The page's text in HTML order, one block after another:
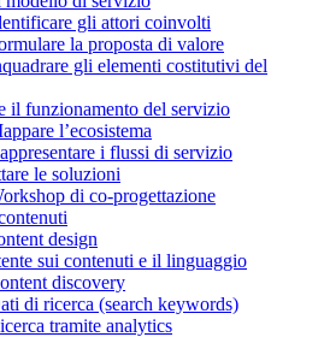
gli attori coinvolti
la proposta di valore
gli elementi costitutivi del
il funzionamento del servizio
l’ecosistema
i flussi di servizio
le soluzioni
di co-progettazione
design
sui contenuti e il linguaggio
discovery
di ricerca (search keywords)
tramite analytics